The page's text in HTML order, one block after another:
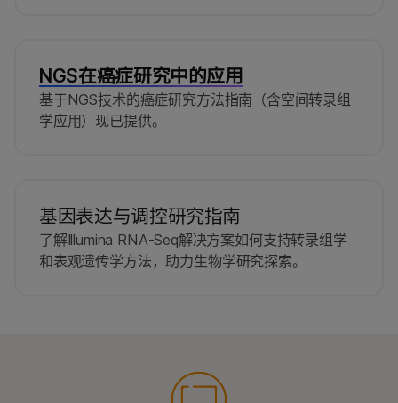
NGS在癌症研究中的应用
基于NGS技术的癌症研究方法指南（含空间转录组
学应用）现已提供。
基因表达与调控研究指南
了解Illumina RNA-Seq解决方案如何支持转录组学
和表观遗传学方法，助力生物学研究探索。